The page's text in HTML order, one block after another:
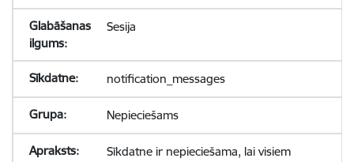
Sesija
notification_messages
Nepieciešams
Sīkdatne ir nepieciešama, lai visiem